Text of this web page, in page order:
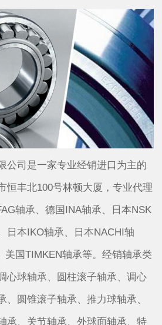
公司是一家专业经销进口为主的
恒丰北100号林顿大厦，专业代理
轴承、德国INA轴承、日本NSK
日本IKO轴承、日本NACHI轴
美国TIMKEN轴承等。经销轴承类
心球轴承、圆柱滚子轴承、调心
、圆锥滚子轴承、推力球轴承、
承、关节轴承、外球面轴承、特